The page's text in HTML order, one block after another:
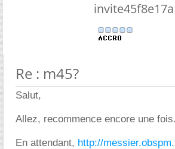
invite45f8e17a
Re : m45?
Salut,
Allez, recommence encore une
En attendant, http://